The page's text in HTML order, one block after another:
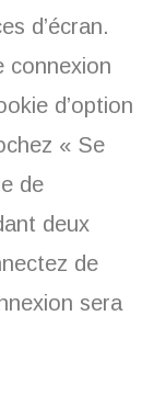
d’écran.
connexion
d’option
« Se
de
deux
de
sera